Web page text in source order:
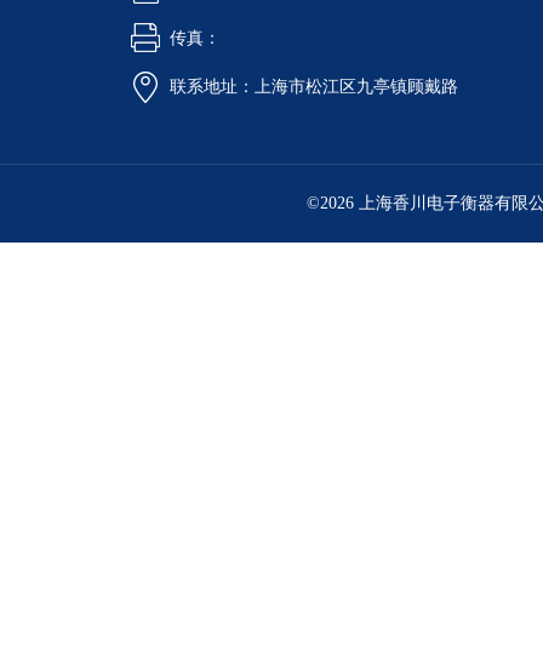
传真：
联系地址：上海市松江区九亭镇顾戴路
©2026 上海香川电子衡器有限